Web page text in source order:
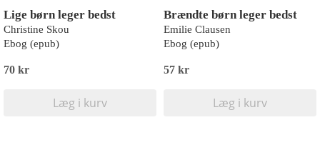
Lige børn leger bedst
Christine Skou
Ebog (epub)
70 kr
Læg i kurv
Brændte børn leger bedst
Emilie Clausen
Ebog (epub)
57 kr
Læg i kurv